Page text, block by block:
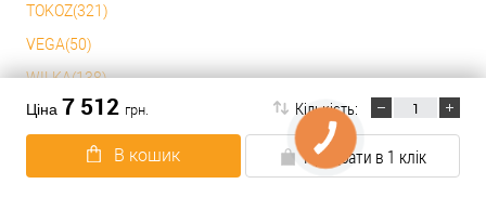
Ціна 7 512 грн. Кількість:
В кошик Придбати в 1 клік
TOKOZ(321)
VEGA(50)
WILKA(138)
YALE(2)
АТЛАНТ(1)